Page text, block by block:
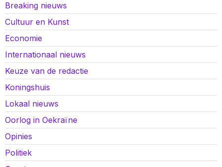
Breaking nieuws
Cultuur en Kunst
Economie
Internationaal nieuws
Keuze van de redactie
Koningshuis
Lokaal nieuws
Oorlog in Oekraïne
Opinies
Politiek